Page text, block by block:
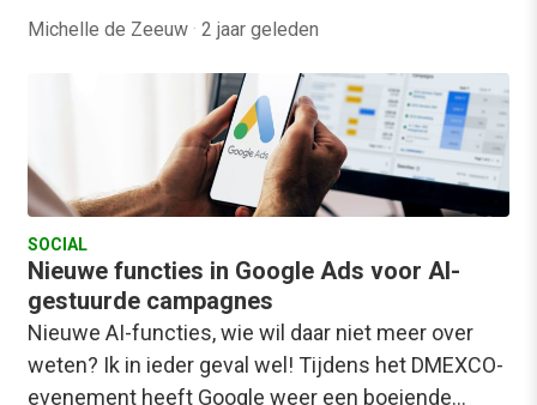
Michelle de Zeeuw · 2 jaar geleden
SOCIAL
Nieuwe functies in Google Ads voor AI-
gestuurde campagnes
Nieuwe AI-functies, wie wil daar niet meer over
weten? Ik in ieder geval wel! Tijdens het DMEXCO-
evenement heeft Google weer een boeiende…